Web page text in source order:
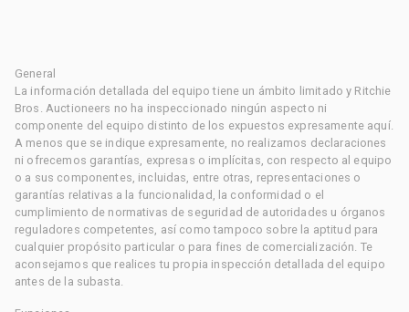
General
La información detallada del equipo tiene un ámbito limitado y Ritchie
Bros. Auctioneers no ha inspeccionado ningún aspecto ni
componente del equipo distinto de los expuestos expresamente aquí.
A menos que se indique expresamente, no realizamos declaraciones
ni ofrecemos garantías, expresas o implícitas, con respecto al equipo
o a sus componentes, incluidas, entre otras, representaciones o
garantías relativas a la funcionalidad, la conformidad o el
cumplimiento de normativas de seguridad de autoridades u órganos
reguladores competentes, así como tampoco sobre la aptitud para
cualquier propósito particular o para fines de comercialización. Te
aconsejamos que realices tu propia inspección detallada del equipo
antes de la subasta.